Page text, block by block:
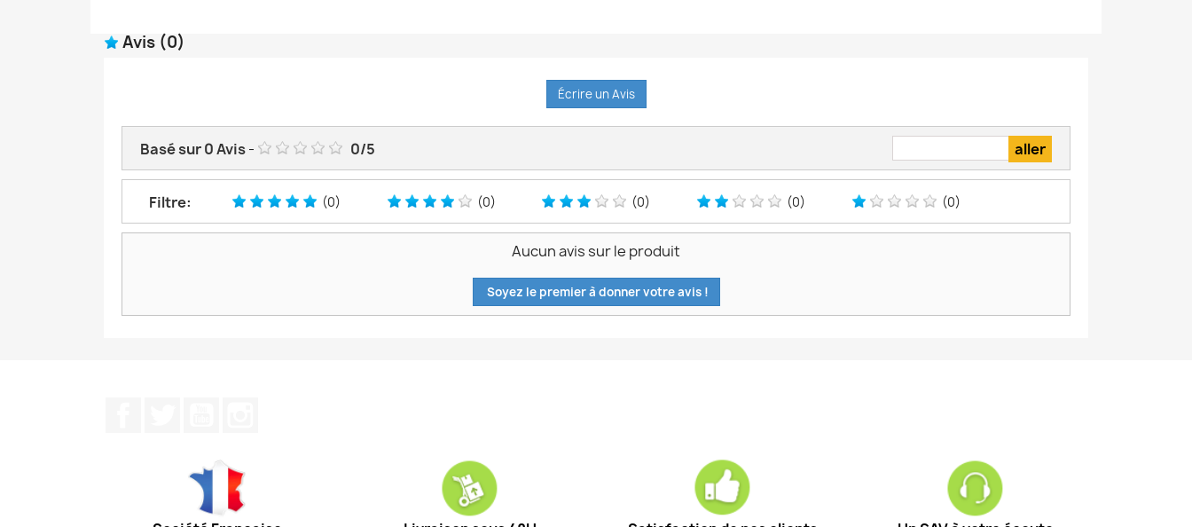
Avis (0)
Écrire un Avis
Basé sur0Avis- 0/5
Filtre: (0) (0) (0) (0) (0)
Aucun avis sur le produit
Soyez le premier à donner votre avis !